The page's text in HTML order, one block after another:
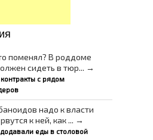
поменял? В роддоме
сидеть в тюр... →
с рядом
надо к власти
к ней, как ... →
еды в столовой